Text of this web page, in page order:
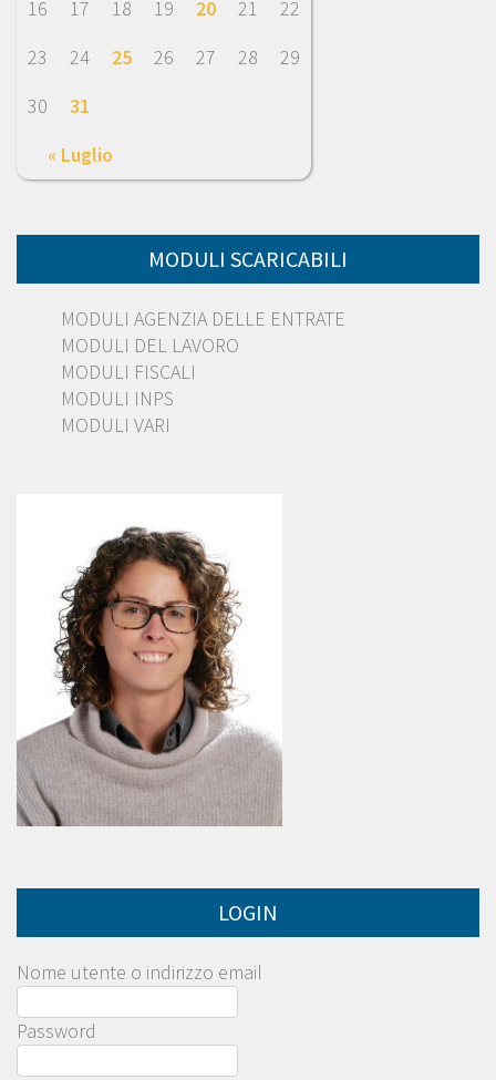
« Luglio
16
17 18 19 20 21
22
23
24 25 26 27 28
29
30
31
MODULI SCARICABILI
MODULI AGENZIA DELLE ENTRATE
MODULI DEL LAVORO
MODULI FISCALI
MODULI INPS
MODULI VARI
LOGIN
Nome utente o indirizzo email
Password